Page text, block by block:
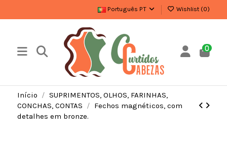
Português PT Wishlist (0)
0
Início
SUPRIMENTOS, OLHOS, FARINHAS,
CONCHAS, CONTAS
Fechos magnéticos, com
detalhes em bronze.